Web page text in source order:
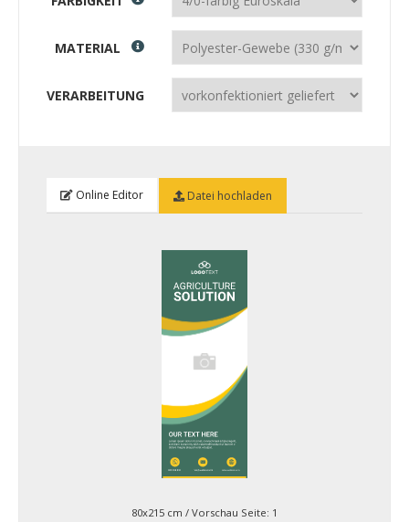
MATERIAL
VERARBEITUNG
Online Editor Datei hochladen
80x215 cm / Vorschau Seite: 1